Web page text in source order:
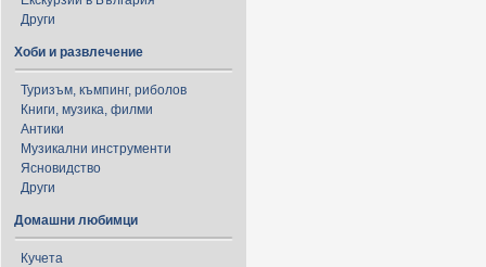
Други
Хоби и развлечение
Туризъм, къмпинг, риболов
Книги, музика, филми
Антики
Музикални инструменти
Ясновидство
Други
Домашни любимци
Кучета